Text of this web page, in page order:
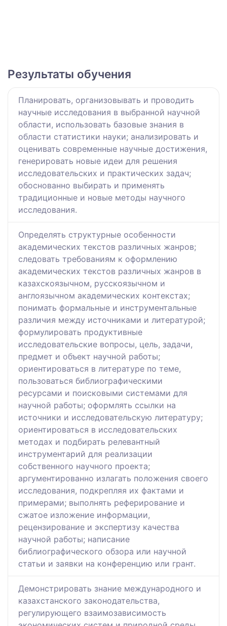
Результаты обучения
Планировать, организовывать и проводить
научные исследования в выбранной научной
области, использовать базовые знания в
области статистики науки; анализировать и
оценивать современные научные достижения,
генерировать новые идеи для решения
исследовательских и практических задач;
обоснованно выбирать и применять
традиционные и новые методы научного
исследования.
Определять структурные особенности
академических текстов различных жанров;
следовать требованиям к оформлению
академических текстов различных жанров в
казахскоязычном, русскоязычном и
англоязычном академических контекстах;
понимать формальные и инструментальные
различия между источниками и литературой;
формулировать продуктивные
исследовательские вопросы, цель, задачи,
предмет и объект научной работы;
ориентироваться в литературе по теме,
пользоваться библиографическими
ресурсами и поисковыми системами для
научной работы; оформлять ссылки на
источники и исследовательскую литературу;
ориентироваться в исследовательских
методах и подбирать релевантный
инструментарий для реализации
собственного научного проекта;
аргументированно излагать положения своего
исследования, подкрепляя их фактами и
примерами; выполнять реферирование и
сжатое изложение информации,
рецензирование и экспертизу качества
научной работы; написание
библиографического обзора или научной
статьи и заявки на конференцию или грант.
Демонстрировать знание международного и
казахстанского законодательства,
регулирующего взаимозависимость